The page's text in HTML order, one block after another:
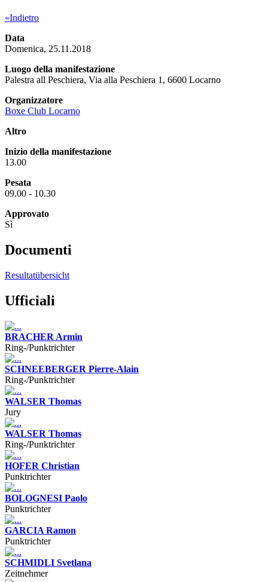
«Indietro
Data
Domenica, 25.11.2018
Luogo della manifestazione
Palestra all Peschiera, Via alla Peschiera 1, 6600 Locarno
Organizzatore
Boxe Club Locarno
Altro
Inizio della manifestazione
13.00
Pesata
09.00 - 10.30
Approvato
Sì
Documenti
Resultatübersicht
Ufficiali
BRACHER Armin
Ring-/Punktrichter
SCHNEEBERGER Pierre-Alain
Ring-/Punktrichter
WALSER Thomas
Jury
WALSER Thomas
Ring-/Punktrichter
HOFER Christian
Punktrichter
BOLOGNESI Paolo
Punktrichter
GARCIA Ramon
Punktrichter
SCHMIDLI Svetlana
Zeitnehmer